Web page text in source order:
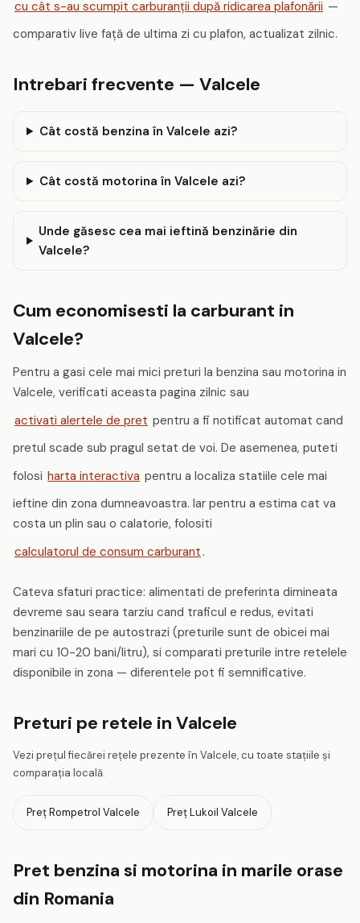
cu cât s-au scumpit carburanții după ridicarea plafonării —
comparativ live față de ultima zi cu plafon, actualizat zilnic.
Intrebari frecvente — Valcele
Cât costă benzina în Valcele azi?
Cât costă motorina în Valcele azi?
Unde găsesc cea mai ieftină benzinărie din
Valcele?
Cum economisesti la carburant in
Valcele?
Pentru a gasi cele mai mici preturi la benzina sau motorina in
Valcele, verificati aceasta pagina zilnic sau
activati alertele de pret pentru a fi notificat automat cand
pretul scade sub pragul setat de voi. De asemenea, puteti
folosi harta interactiva pentru a localiza statiile cele mai
ieftine din zona dumneavoastra. Iar pentru a estima cat va
costa un plin sau o calatorie, folositi
calculatorul de consum carburant .
Cateva sfaturi practice: alimentati de preferinta dimineata
devreme sau seara tarziu cand traficul e redus, evitati
benzinariile de pe autostrazi (preturile sunt de obicei mai
mari cu 10-20 bani/litru), si comparati preturile intre retelele
disponibile in zona — diferentele pot fi semnificative.
Preturi pe retele in Valcele
Vezi prețul fiecărei rețele prezente în Valcele, cu toate stațiile și
comparația locală.
Preț Rompetrol Valcele Preț Lukoil Valcele
Pret benzina si motorina in marile orase
din Romania